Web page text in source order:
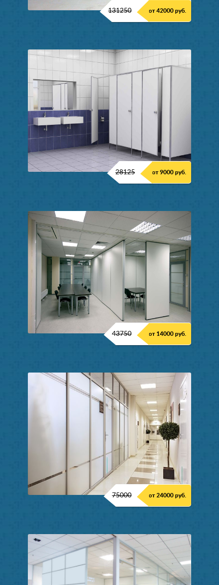
131250 от 42000 руб.
28125 от 9000 руб.
43750 от 14000 руб.
75000 от 24000 руб.